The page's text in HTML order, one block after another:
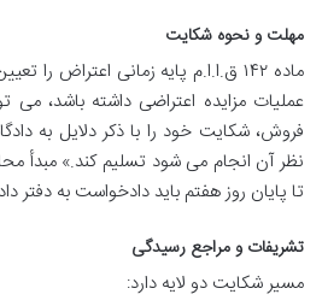
مهلت و نحوه شکایت
ماده ۱۴۲ ق.ا.ا.م پایه زمانی اعتراض
عملیات مزایده اعتراضی داشته باشد، می
فروش، شکایت خود را با ذکر دلایل به
نظر آن انجام می شود تسلیم کند.» مبدأ
تا پایان روز هفتم باید دادخواست به دفتر
تشریفات و مراجع رسیدگی
مسیر شکایت دو لایه دارد: